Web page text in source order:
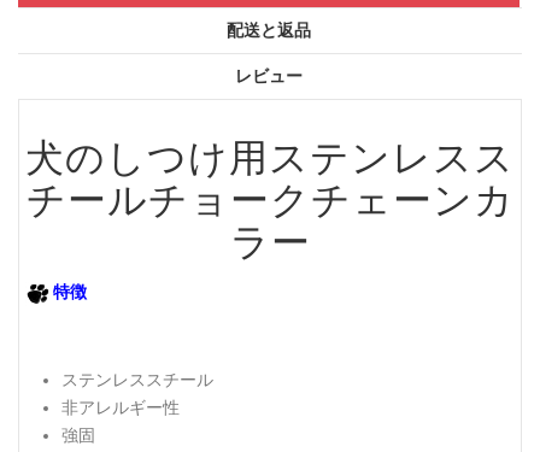
配送と返品
レビュー
犬のしつけ用ステンレスス
チールチョークチェーンカ
ラー
特徴
ステンレススチール
非アレルギー性
強固